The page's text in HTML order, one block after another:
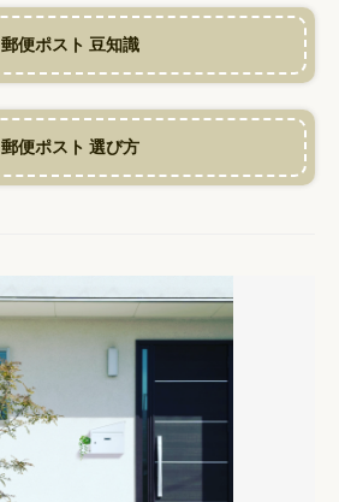
郵便ポスト 豆知識
郵便ポスト 選び方